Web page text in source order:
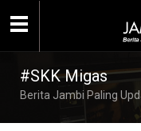
#SKK Migas
Berita Jambi Paling